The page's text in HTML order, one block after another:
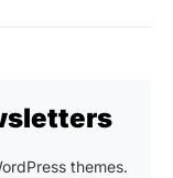
themes.